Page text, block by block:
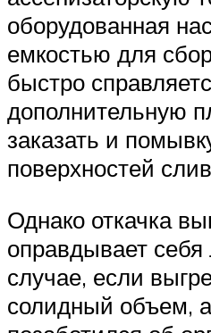
оборудованная
емкостью для
быстро
дополнительную
заказать и
поверхностей
Однако откачка
оправдывает
случае, если
солидный объем,